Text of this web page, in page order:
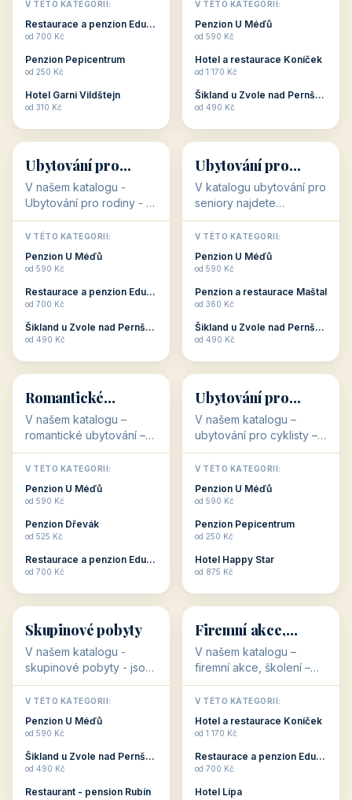
dovolenou přímo
souvisejí. Aktivní
odpočinek jso...
V TÉTO KATEGORII:
Restaurace a penzion Eduard
od 700 Kč
Penzion Pepicentrum
od 250 Kč
Hotel Garni Vildštejn
od 310 Kč
cenově dostupné
ubytování v ČR. Budete
c...
V TÉTO KATEGORII:
Penzion U Méďů
od 590 Kč
Hotel a restaurace Koníček
od 1 170 Kč
Šikland u Zvole nad Pernštejnem
od 490 Kč
👨‍👩‍👧‍👦
👨‍👩‍👧‍👦
34 objektů
Ubytování pro
rodiny
V našem katalogu -
Ubytování pro rodiny -
jsou pro Vás připraveny
objekty, které svojí
polohou či vybaveností,
nabízí klidné ubytování
V TÉTO KATEGORII:
Penzion U Méďů
od 590 Kč
Restaurace a penzion Eduard
od 700 Kč
Šikland u Zvole nad Pernštejnem
od 490 Kč
🧓
🧓
33 objektů
Ubytování pro
seniory
V katalogu ubytování pro
seniory najdete
penziony a hotely, které
jsou přizpůsobeny pro
ubytování klientů vyššího
věku. Některé z nich
V TÉTO KATEGORII:
Penzion U Méďů
od 590 Kč
Penzion a restaurace Maštal
od 360 Kč
Šikland u Zvole nad Pernštejnem
od 490 Kč
💕
💕
Romantické
ubytování
V našem katalogu –
romantické ubytování –
jsou pro Vás připraveny
objekty, které svojí
stavbou, polohou anebo
zaměřením nabízí
Romantické ...
V TÉTO KATEGORII:
Penzion U Méďů
od 590 Kč
Penzion Dřevák
od 525 Kč
Restaurace a penzion Eduard
od 700 Kč
🚴
🚴
32 objektů
Ubytování pro
cyklisty
V našem katalogu –
ubytování pro cyklisty –
jsou pro Vás připraveny
objekty, které jsou na
milovníky cykloturistiky
připraveny. Většinou mají
V TÉTO KATEGORII:
Penzion U Méďů
od 590 Kč
Penzion Pepicentrum
od 250 Kč
Hotel Happy Star
od 875 Kč
👥
👥
32 objektů
Skupinové pobyty
V našem katalogu -
skupinové pobyty - jsou
pro Vás připraveny
objekty, které nabízí
ubytování skupin v
penzionech, hotelích a
Budete překva...
V TÉTO KATEGORII:
Penzion U Méďů
od 590 Kč
Šikland u Zvole nad Pernštejnem
od 490 Kč
Restaurant - pension Rubín
💼
💼
31 objektů
Firemní akce,
školení
V našem katalogu –
firemní akce, školení –
jsou pro Vás připraveny
objekty, které mají
zkušenosti pořádat i
menší firemní akce a
ob...
V TÉTO KATEGORII:
Hotel a restaurace Koníček
od 1 170 Kč
Restaurace a penzion Eduard
od 700 Kč
Hotel Lípa